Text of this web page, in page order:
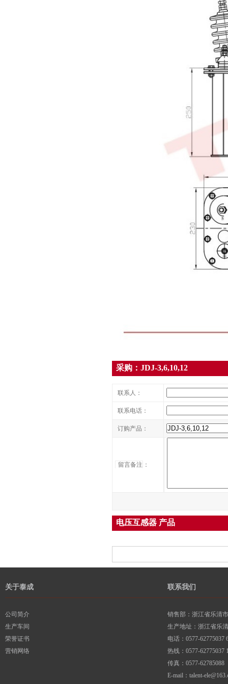
采购：JDJ-3,6,10,12
联系人：
联系电话：
订购产品：
留言备注 ：
电压互感器 产品
关于泰成 联系我们
公司简介
生产车间
荣誉证书
营销网络
销售部：浙江省乐清
生产地址：浙江省乐
电话：0577-62775037
热线：0577-62775037
传真：0577-62785088
E-mail：talent-